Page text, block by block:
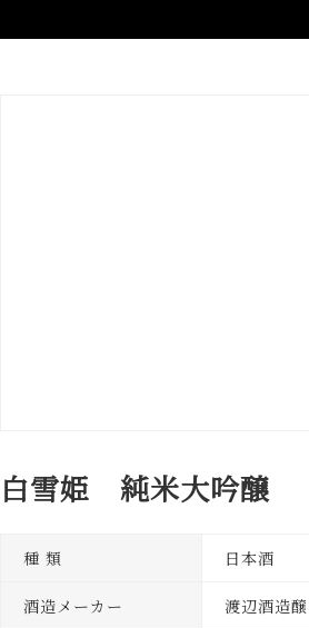
白雪姫 純米大吟醸
種 類 日本酒
酒造メーカー 渡辺酒造醸